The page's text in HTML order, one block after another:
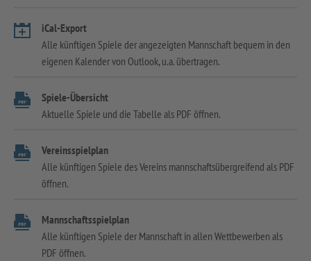
iCal-Export
Alle künftigen Spiele der angezeigten Mannschaft bequem in den
eigenen Kalender von Outlook, u.a. übertragen.
Spiele-Übersicht
Aktuelle Spiele und die Tabelle als PDF öffnen.
Vereinsspielplan
Alle künftigen Spiele des Vereins mannschaftsübergreifend als PDF
öffnen.
Mannschaftsspielplan
Alle künftigen Spiele der Mannschaft in allen Wettbewerben als
PDF öffnen.